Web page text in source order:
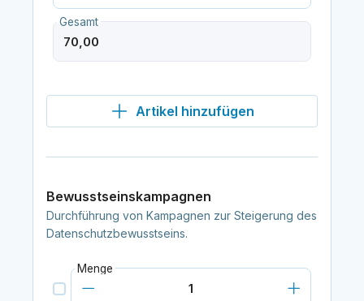
Gesamt
Artikel hinzufügen
Bewusstseinskampagnen
Durchführung von Kampagnen zur Steigerung des
Datenschutzbewusstseins.
Menge